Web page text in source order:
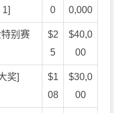
0
0,000
别赛
$2
5
$40,0
00
奖]
$1
08
$30,0
00